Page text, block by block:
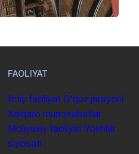
FAOLIYAT
Ilmiy faoliyat Oʻquv jarayoni
Xalqaro munosabatlar
Moliyaviy faoliyat Yoshlar
siyosati